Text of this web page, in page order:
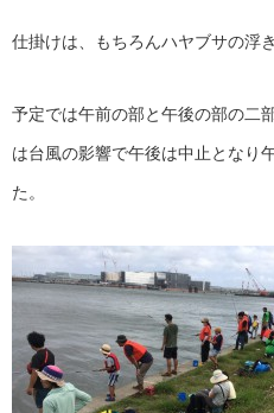
仕掛けは、もちろんハヤブサの浮
予定では午前の部と午後の部の二
は台風の影響で午後は中止となり
た。